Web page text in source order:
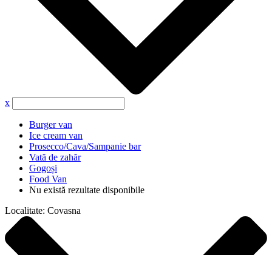
x
Burger van
Ice cream van
Prosecco/Cava/Sampanie bar
Vată de zahăr
Gogoși
Food Van
Nu există rezultate disponibile
Localitate: Covasna